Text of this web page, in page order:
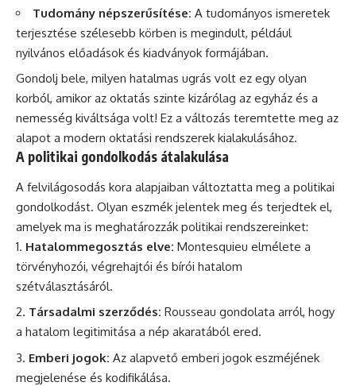
Tudomány népszerűsítése: A tudományos ismeretek
terjesztése szélesebb körben is megindult, például
nyilvános előadások és kiadványok formájában.
Gondolj bele, milyen hatalmas ugrás volt ez egy olyan
korból, amikor az oktatás szinte kizárólag az egyház és a
nemesség kiváltsága volt! Ez a változás teremtette meg az
alapot a modern oktatási rendszerek kialakulásához.
A politikai gondolkodás átalakulása
A felvilágosodás kora alapjaiban változtatta meg a politikai
gondolkodást. Olyan eszmék jelentek meg és terjedtek el,
amelyek ma is meghatározzák politikai rendszereinket:
Hatalommegosztás elve: Montesquieu elmélete a
törvényhozói, végrehajtói és bírói hatalom
szétválasztásáról.
Társadalmi szerződés: Rousseau gondolata arról, hogy
a hatalom legitimitása a nép akaratából ered.
Emberi jogok: Az alapvető emberi jogok eszméjének
megjelenése és kodifikálása.